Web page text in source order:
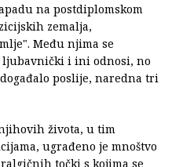
na postdiplomskom
zemalja,
Među njima se
i ini odnosi, no
poslije, naredna tri
života, u tim
ugrađeno je mnoštvo
točki s kojima se